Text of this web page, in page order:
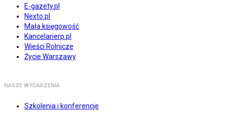
E-gazety.pl
Nexto.pl
Mała księgowość
Kancelarierp.pl
Wieści Rolnicze
Życie Warszawy
NASZE WYDARZENIA
Szkolenia i konferencje